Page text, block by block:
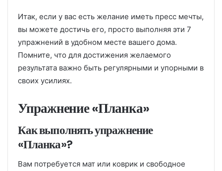
Итак, если у вас есть желание иметь пресс мечты,
вы можете достичь его, просто выполняя эти 7
упражнений в удобном месте вашего дома.
Помните, что для достижения желаемого
результата важно быть регулярными и упорными в
своих усилиях.
Упражнение «Планка»
Как выполнять упражнение
«Планка»?
Вам потребуется мат или коврик и свободное